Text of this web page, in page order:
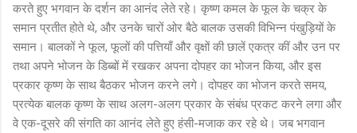
करते हुए भगवान के दर्शन का आनंद लेते रहे। कृष्ण कमल के फूल के चक्र के
समान प्रतीत होते थे, और उनके चारों ओर बैठे बालक उसकी विभिन्न पंखुड़ियों के
समान। बालकों ने फूल, फूलों की पत्तियाँ और वृक्षों की छालें एकत्र कीं और उन पर
तथा अपने भोजन के डिब्बों में रखकर अपना दोपहर का भोजन किया, और इस
प्रकार कृष्ण के साथ बैठकर भोजन करने लगे। दोपहर का भोजन करते समय,
प्रत्येक बालक कृष्ण के साथ अलग-अलग प्रकार के संबंध प्रकट करने लगा और
वे एक-दूसरे की संगति का आनंद लेते हुए हंसी-मजाक कर रहे थे। जब भगवान